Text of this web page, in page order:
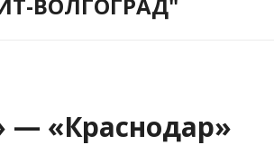
— «Краснодар»